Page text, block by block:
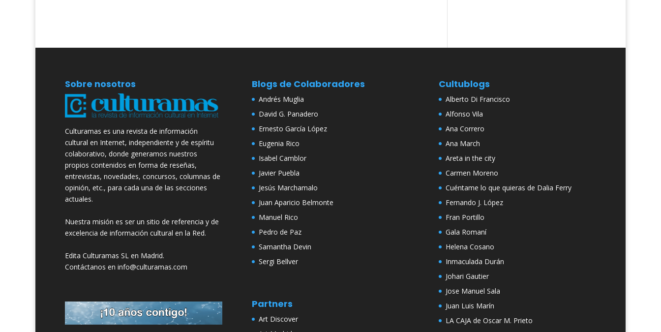
Sobre nosotros
Culturamas es una revista de información
cultural en Internet, independiente y de espíritu
colaborativo, donde generamos nuestros
propios contenidos en forma de reseñas,
entrevistas, novedades, concursos, columnas de
opinión, etc., para cada una de las secciones
actuales.
Nuestra misión es ser un sitio de referencia y de
excelencia de información cultural en la Red.
Edita Culturamas SL en Madrid.
Contáctanos en info@culturamas.com
Blogs de Colaboradores
Andrés Muglia
David G. Panadero
Ernesto García López
Eugenia Rico
Isabel Camblor
Javier Puebla
Jesús Marchamalo
Juan Aparicio Belmonte
Manuel Rico
Pedro de Paz
Samantha Devin
Sergi Bellver
Partners
Art Discover
Cultublogs
Alberto Di Francisco
Alfonso Vila
Ana Correro
Ana March
Areta in the city
Carmen Moreno
Cuéntame lo que quieras de Dalia Ferry
Fernando J. López
Fran Portillo
Gala Romaní
Helena Cosano
Inmaculada Durán
Johari Gautier
Jose Manuel Sala
Juan Luis Marín
LA CAJA de Oscar M. Prieto